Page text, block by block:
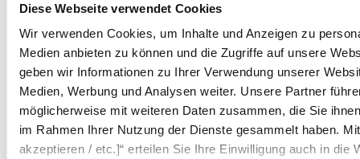
Diese Webseite verwendet Cookies
Wir verwenden Cookies, um Inhalte und Anzeigen zu
Medien anbieten zu können und die Zugriffe auf unsere
geben wir Informationen zu Ihrer Verwendung unserer
Medien, Werbung und Analysen weiter. Unsere Partner
möglicherweise mit weiteren Daten zusammen, die Sie
im Rahmen Ihrer Nutzung der Dienste gesammelt haben.
akzeptieren / etc.]“ erteilen Sie Ihre Einwilligung auch in die